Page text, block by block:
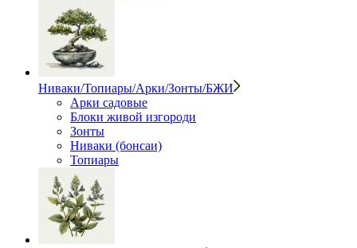
Ниваки/Топиары/Арки/Зонты/БЖИ
Арки садовые
Блоки живой изгороди
Зонты
Ниваки (бонсаи)
Топиары